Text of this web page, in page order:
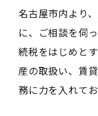
名古屋市内より
に、ご相談を伺
続税をはじめと
産の取扱い、賃
務に力を入れて